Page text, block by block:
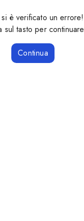
è verificato un errore!
sul tasto per continuare
Continua